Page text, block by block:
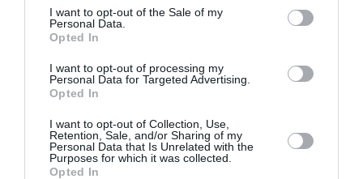
I want to opt-out of the Sale of my
Personal Data.
Opted In
I want to opt-out of processing my
Personal Data for Targeted Advertising.
Opted In
I want to opt-out of Collection, Use,
Retention, Sale, and/or Sharing of my
Personal Data that Is Unrelated with the
Purposes for which it was collected.
Opted In
Facebook Twitter